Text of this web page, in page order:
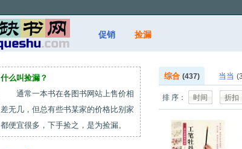
促销 捡漏
什么叫捡漏？
通常一本书在各图书网站上售价相
差无几，但总有些书某家的价格比别家
都便宜很多，下手捡之，是为捡漏。
综合 (437) 当当
排 序： 时间 折扣